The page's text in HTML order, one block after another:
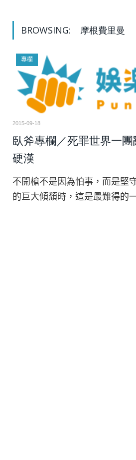
BROWSING: 摩根費里曼
專欄
2015-09-18
臥斧專欄／死罪世界一
硬漢
不開槍不是因為怕事，而是堅
的巨大傾頹時，這是最難得的